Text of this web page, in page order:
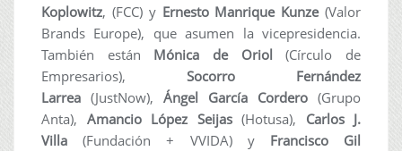
Koplowitz, (FCC) y Ernesto Manrique Kunze (Valor
Brands Europe), que asumen la vicepresidencia.
También están Mónica de Oriol(Círculo de
Empresarios), Socorro Fernández
Larrea (JustNow), Ángel García Cordero (Grupo
Anta), Amancio López Seijas (Hotusa), Carlos J.
Villa (Fundación + VVIDA) y Francisco Gil